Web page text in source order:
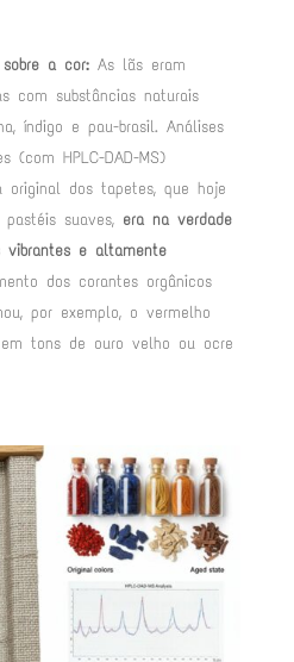
a cor:As lãs eram
com substâncias naturais
índigo e pau-brasil. Análises
(com HPLC-DAD-MS)
original dos tapetes, que hoje
suaves, era na verdade
vibrantes e altamente
dos corantes orgânicos
por exemplo, o vermelho
tons de ouro velho ou ocre